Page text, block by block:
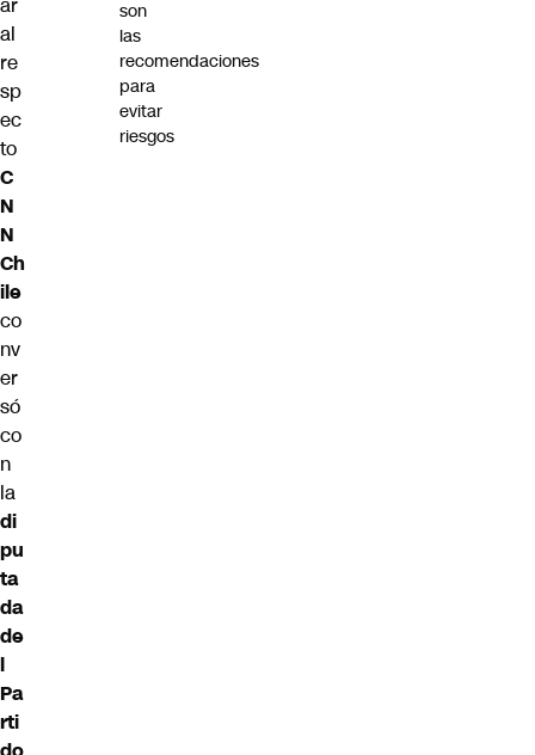
al
re
sp
ec
to
C
N
N
Ch
ile
co
nv
er
só
co
n
la
di
pu
ta
da
de
l
Pa
rti
son
las
recomendaciones
para
evitar
riesgos